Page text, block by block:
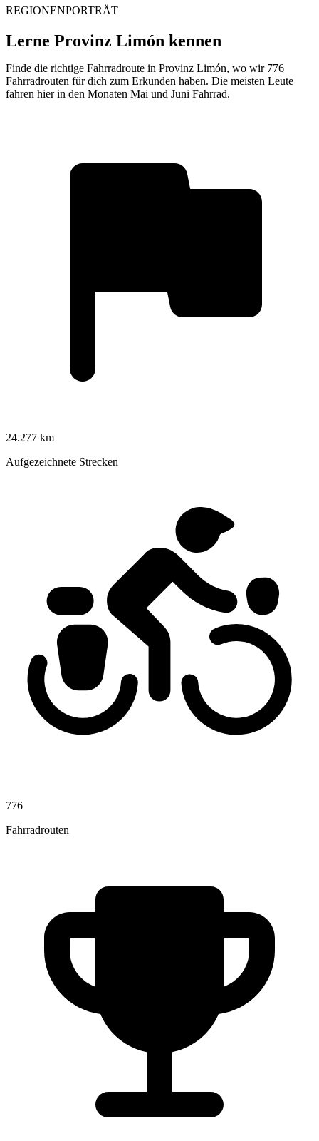
REGIONENPORTRÄT
Lerne Provinz Limón kennen
Finde die richtige Fahrradroute in Provinz Limón, wo wir 776
Fahrradrouten für dich zum Erkunden haben. Die meisten Leute
fahren hier in den Monaten Mai und Juni Fahrrad.
24.277 km
Aufgezeichnete Strecken
776
Fahrradrouten